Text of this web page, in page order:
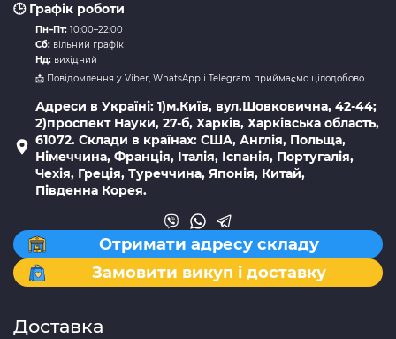
🕒 Графік роботи
Пн–Пт: 10:00–22:00
Сб: вільний графік
Нд: вихідний
📩 Повідомлення у Viber, WhatsApp і Telegram приймаємо цілодобово
Адреси в Україні: 1)м.Київ, вул.Шовковична, 42-44;
2)проспект Науки, 27-б, Харків, Харківська область,
61072. Склади в країнах: США, Англія, Польща,
Німеччина, Франція, Італія, Іспанія, Португалія,
Чехія, Греція, Туреччина, Японія, Китай,
Південна Корея.
Отримати адресу складу
Замовити викуп і доставку
Доставка